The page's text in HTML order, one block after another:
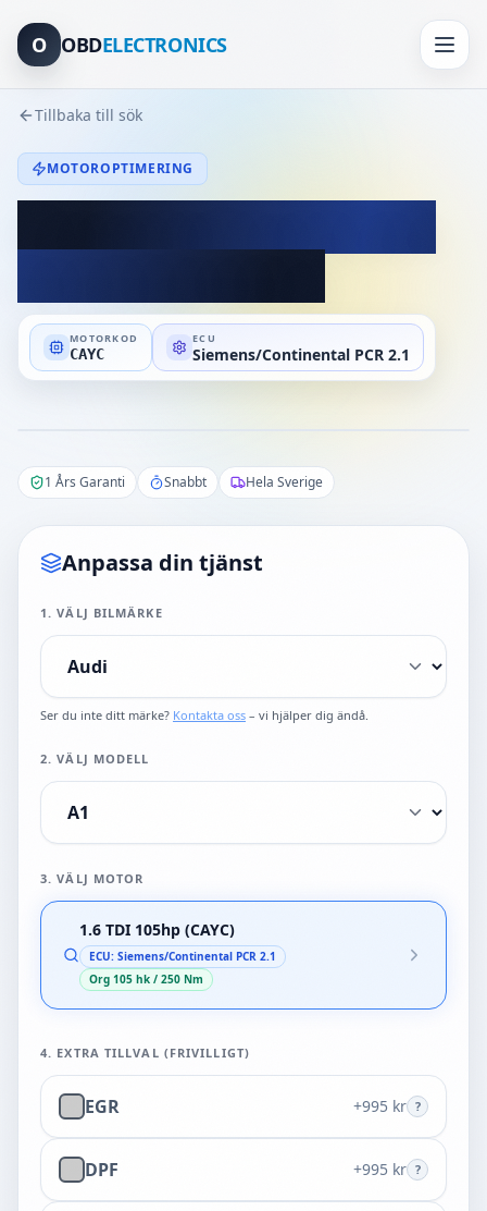
O OBDELECTRONICS
Tillbaka till sök
MOTOROPTIMERING
MOTORKOD
CAYC
ECU
Siemens/Continental PCR 2.1
1 Års Garanti Snabbt Hela Sverige
Anpassa din tjänst
1. VÄLJ BILMÄRKE
Ser du inte ditt märke? Kontakta oss – vi hjälper dig ändå.
2. VÄLJ MODELL
3. VÄLJ MOTOR
1.6 TDI 105hp (CAYC)
ECU:Siemens/Continental PCR 2.1
Org 105 hk / 250 Nm
4. EXTRA TILLVAL (FRIVILLIGT)
EGR +995 kr ?
DPF +995 kr ?